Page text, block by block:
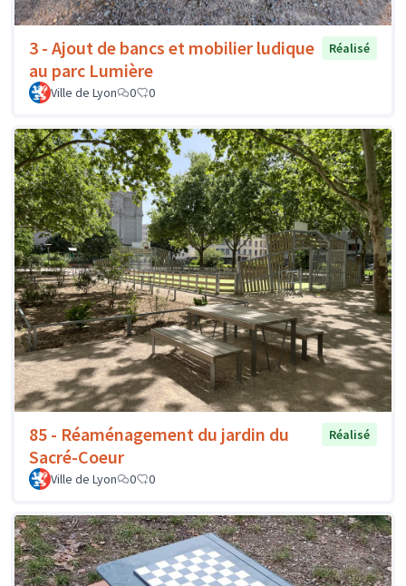
3 - Ajout de bancs et mobilier ludique
au parc Lumière
Réalisé
Ville de Lyon 0 0
85 - Réaménagement du jardin du
Sacré-Coeur
Réalisé
Ville de Lyon 0 0